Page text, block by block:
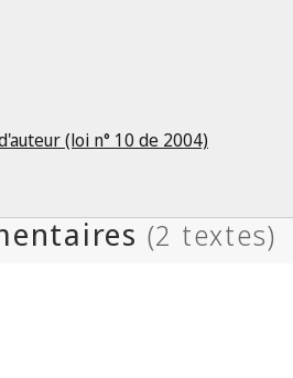
(loi n° 10 de 2004)